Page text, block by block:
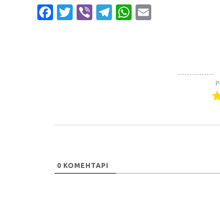
Facebook
Twitter
ViberTelegram
WhatsApp
0 КОМЕНТАРІ